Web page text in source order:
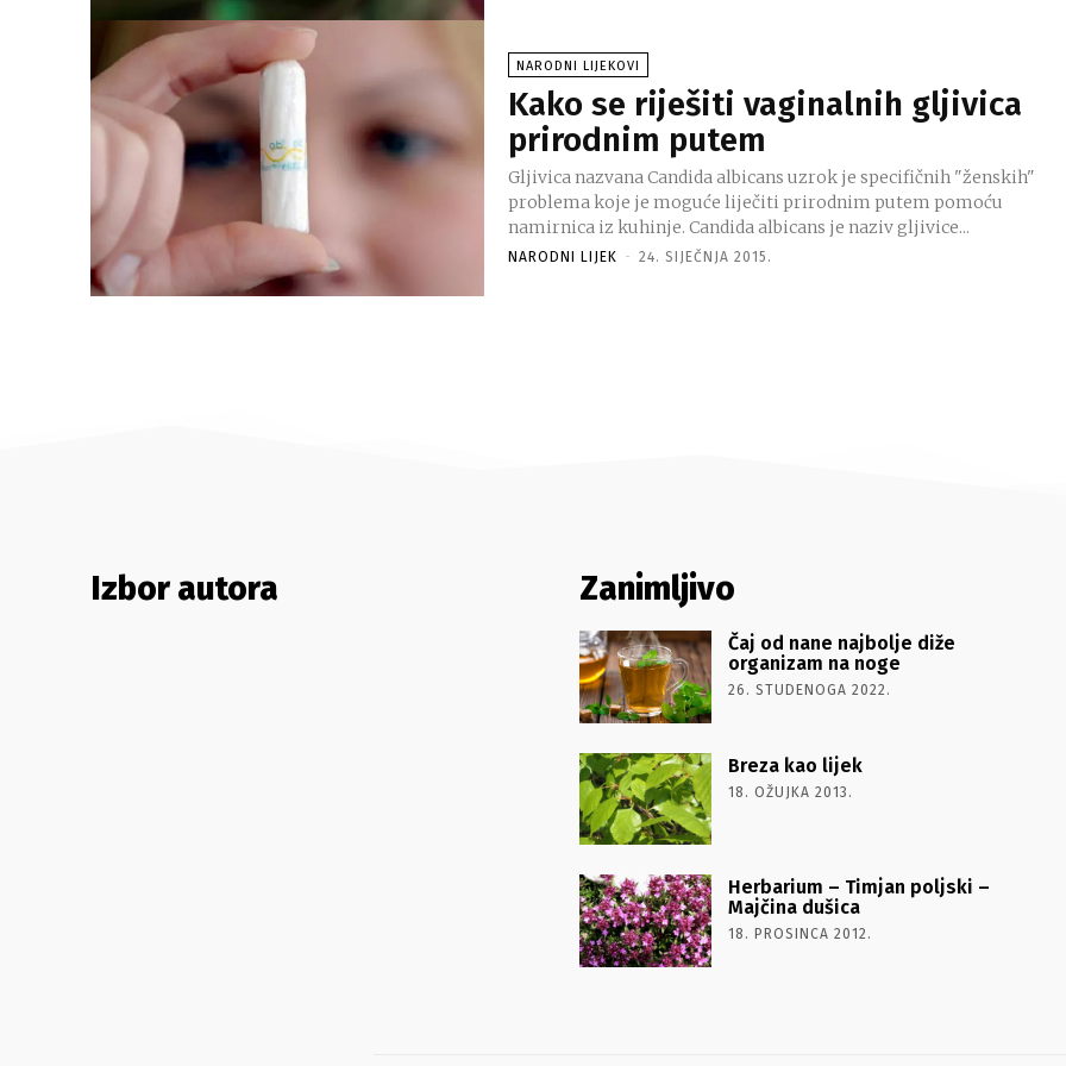
NARODNI LIJEKOVI
Kako se riješiti vaginalnih gljivica
prirodnim putem
Gljivica nazvana Candida albicans uzrok je specifičnih "ženskih"
problema koje je moguće liječiti prirodnim putem pomoću
namirnica iz kuhinje. Candida albicans je naziv gljivice...
NARODNI LIJEK - 24. SIJEČNJA 2015.
Izbor autora Zanimljivo
Čaj od nane najbolje diže
organizam na noge
26. STUDENOGA 2022.
Breza kao lijek
18. OŽUJKA 2013.
Herbarium – Timjan poljski –
Majčina dušica
18. PROSINCA 2012.